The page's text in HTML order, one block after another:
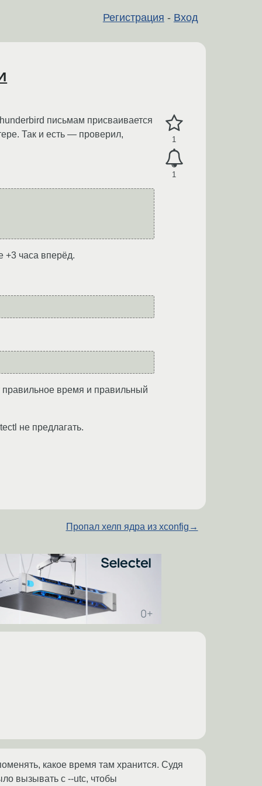
Регистрация - Вход
1
1
письмам присваивается
Так и есть — проверил,
+3 часа вперёд.
правильное время и правильный
не предлагать.
Пропал хелп ядра из xconfig →
какое время там хранится. Судя
вызывать с --utc, чтобы